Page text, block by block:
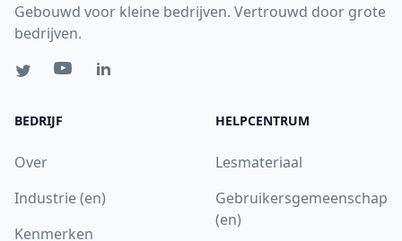
Gebouwd voor kleine bedrijven. Vertrouwd door grote
bedrijven.
BEDRIJF
Over
Industrie (en)
Kenmerken
HELPCENTRUM
Lesmateriaal
Gebruikersgemeenschap
(en)